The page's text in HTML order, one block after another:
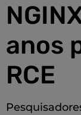
anos
RCE